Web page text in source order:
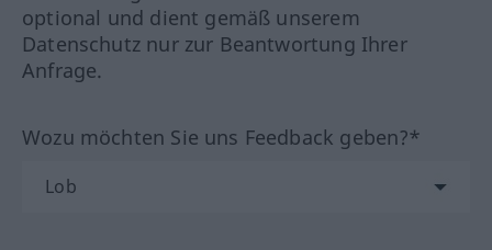
optional und dient gemäß unserem
Datenschutz nur zur Beantwortung Ihrer
Anfrage.
Wozu möchten Sie uns Feedback geben?*